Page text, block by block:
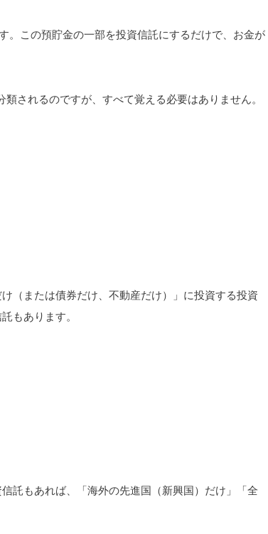
この預貯金の一部を投資信託にするだけで、お金が
されるのですが、すべて覚える必要はありません。
（または債券だけ、不動産だけ）」に投資する投資
もあります。
託もあれば、「海外の先進国（新興国）だけ」「全